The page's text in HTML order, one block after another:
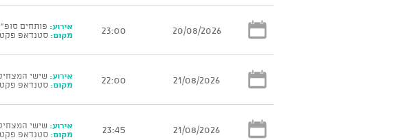
20/08/2026
23:00 אירוע: פותחים
מקום: סטנדאפ
21/08/2026
22:00 אירוע: שישי המצחיק
מקום: סטנדאפ
21/08/2026
23:45 אירוע: שישי המצחיק
מקום: סטנדאפ